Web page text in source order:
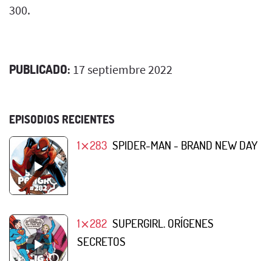
300.
PUBLICADO: 17 septiembre 2022
EPISODIOS RECIENTES
1⨯283 SPIDER-MAN - BRAND NEW DAY
1⨯282 SUPERGIRL. ORÍGENES
SECRETOS